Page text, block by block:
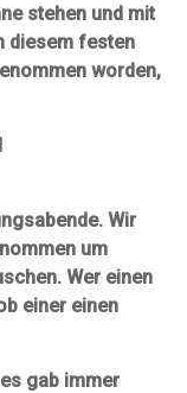
stehen und mit
diesem festen
worden,
Wir
um
Wer einen
einer einen
gab immer